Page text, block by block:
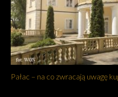
Pałac – na co zwracają uwagę